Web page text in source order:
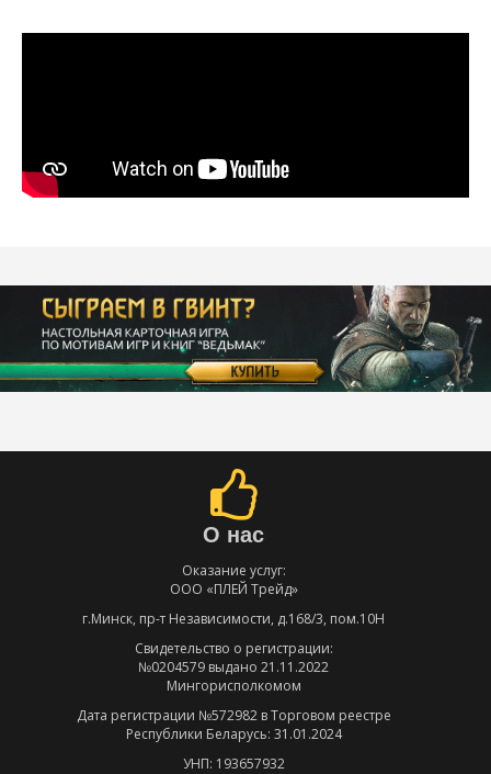
О нас
Оказание услуг:
ООО «ПЛЕЙ Трейд»
г.Минск, пр-т Независимости, д.168/3, пом.10Н
Свидетельство о регистрации:
№0204579 выдано 21.11.2022
Мингорисполкомом
Дата регистрации №572982 в Торговом реестре
Республики Беларусь: 31.01.2024
УНП: 193657932